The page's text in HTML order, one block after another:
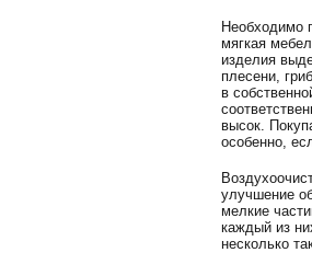
Необходимо
мягкая
изделия
плесени,
в
высок.
особенно,
улучшение
мелкие
каждый из
несколько